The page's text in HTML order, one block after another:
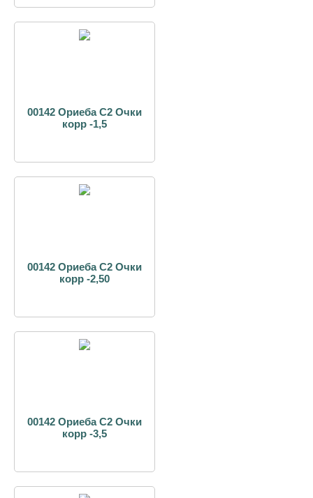
00142 Ориеба С2 Очки
корр -1,5
00142 Ориеба С2 Очки
корр -2,50
00142 Ориеба С2 Очки
корр -3,5